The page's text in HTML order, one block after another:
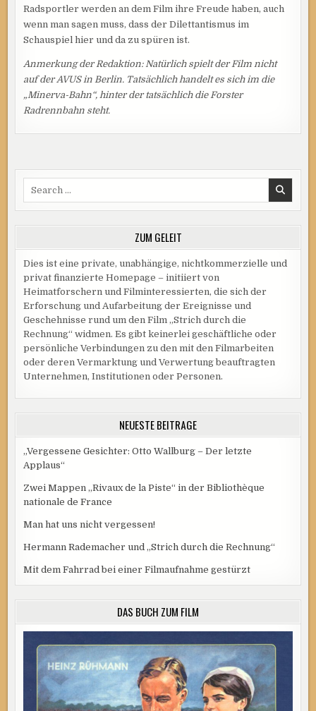
Radsportler werden an dem Film ihre Freude haben, auch
wenn man sagen muss, dass der Dilettantismus im
Schauspiel hier und da zu spüren ist.
Anmerkung der Redaktion: Natürlich spielt der Film nicht
auf der AVUS in Berlin. Tatsächlich handelt es sich im die
„Minerva-Bahn“, hinter der tatsächlich die Forster
Radrennbahn steht.
ZUM GELEIT
Dies ist eine private, unabhängige, nichtkommerzielle und
privat finanzierte Homepage – initiiert von
Heimatforschern und Filminteressierten, die sich der
Erforschung und Aufarbeitung der Ereignisse und
Geschehnisse rund um den Film „Strich durch die
Rechnung“ widmen. Es gibt keinerlei geschäftliche oder
persönliche Verbindungen zu den mit den Filmarbeiten
oder deren Vermarktung und Verwertung beauftragten
Unternehmen, Institutionen oder Personen.
NEUESTE BEITRÄGE
„Vergessene Gesichter: Otto Wallburg – Der letzte
Applaus“
Zwei Mappen „Rivaux de la Piste“ in der Bibliothèque
nationale de France
Man hat uns nicht vergessen!
Hermann Rademacher und „Strich durch die Rechnung“
Mit dem Fahrrad bei einer Filmaufnahme gestürzt
DAS BUCH ZUM FILM